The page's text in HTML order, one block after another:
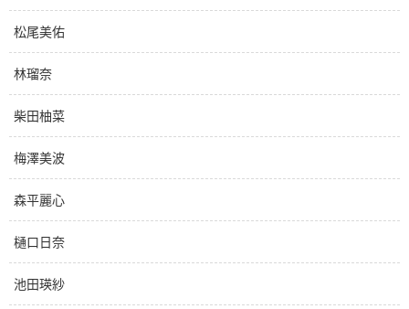
松尾美佑
林瑠奈
柴田柚菜
梅澤美波
森平麗心
樋口日奈
池田瑛紗